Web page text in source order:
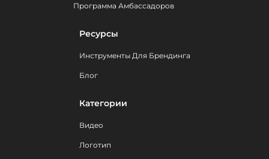
Программа Амбассадоров
Ресурсы
Инструменты Для Брендинга
Блог
Категории
Видео
Логотип